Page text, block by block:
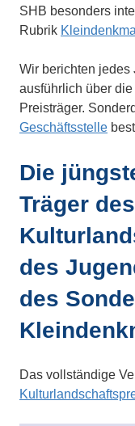
SHB besonders
Rubrik
Wir berichten jedes
ausführlich über
Preisträger.
Geschäftsstelle
Die
Träger des
des
des
Das vollständige